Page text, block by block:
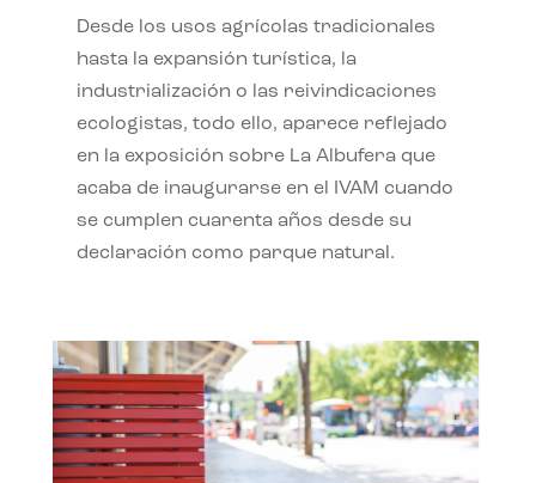
Desde los usos agrícolas tradicionales
hasta la expansión turística, la
industrialización o las reivindicaciones
ecologistas, todo ello, aparece reflejado
en la exposición sobre La Albufera que
acaba de inaugurarse en el IVAM cuando
se cumplen cuarenta años desde su
declaración como parque natural.